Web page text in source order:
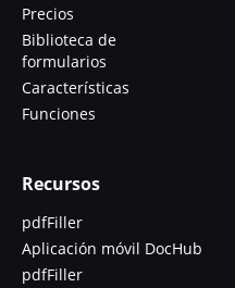
Precios
Biblioteca de
formularios
Características
Funciones
Recursos
pdfFiller
Aplicación móvil DocHub
pdfFiller